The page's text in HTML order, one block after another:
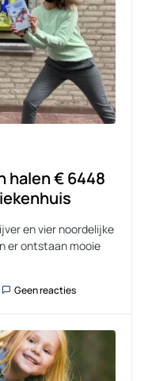
halen € 6448
en vier noordelijke
er ontstaan mooie
Geen reacties